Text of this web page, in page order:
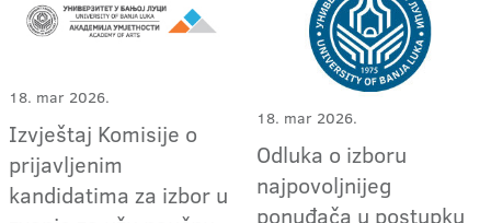
18. mar 2026.
Izvještaj Komisije o
prijavljenim
kandidatima za izbor u
18. mar 2026.
Odluka o izboru
najpovoljnijeg
ponuđača u postupku